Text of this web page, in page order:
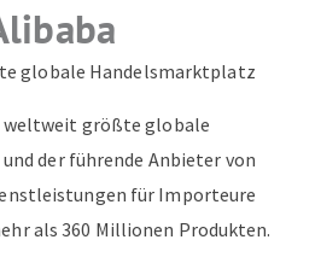
globale Handelsmarktplatz
weltweit größte globale
der führende Anbieter von
für Importeure
als 360 Millionen Produkten.